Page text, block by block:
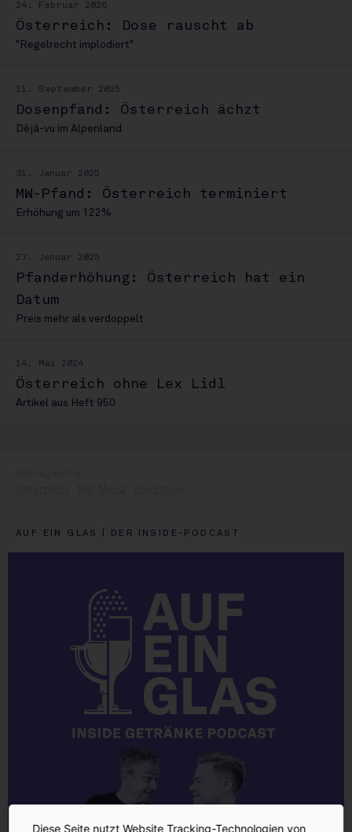
24. Februar 2026
Österreich: Dose rauscht ab
"Regelrecht implodiert"
11. September 2025
Dosenpfand: Österreich ächzt
Déjà-vu im Alpenland
31. Januar 2025
MW-Pfand: Österreich terminiert
Erhöhung um 122%
27. Januar 2025
Pfanderhöhung: Österreich hat ein
Datum
Preis mehr als verdoppelt
14. Mai 2024
Österreich ohne Lex Lidl
Artikel aus Heft 950
AUF EIN GLAS | DER INSIDE-PODCAST
Diese Seite nutzt Website Tracking-Technologien von